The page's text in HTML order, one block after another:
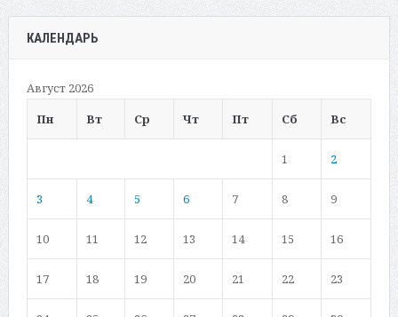
КАЛЕНДАРЬ
Август 2026
Пн
Вт Ср Чт Пт Сб Вс
1 2
3 4 5 6 7 8 9
10 11 12 13 14 15 16
17 18 19 20 21 22 23